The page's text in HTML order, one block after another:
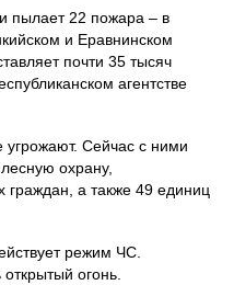
пылает 22 пожара – в
и Еравнинском
почти 35 тысяч
агентстве
Сейчас с ними
охрану,
граждан, а также 49 единиц
режим ЧС.
огонь.